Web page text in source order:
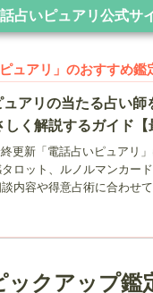
占いピュアリ公式サ
ュアリ」のおすすめ鑑
ュアリの当たる占い
く解説するガイド【
更新「電話占いピュアリ
タロット、ルノルマンカー
内容や得意占術に合わせ
ックアップ鑑